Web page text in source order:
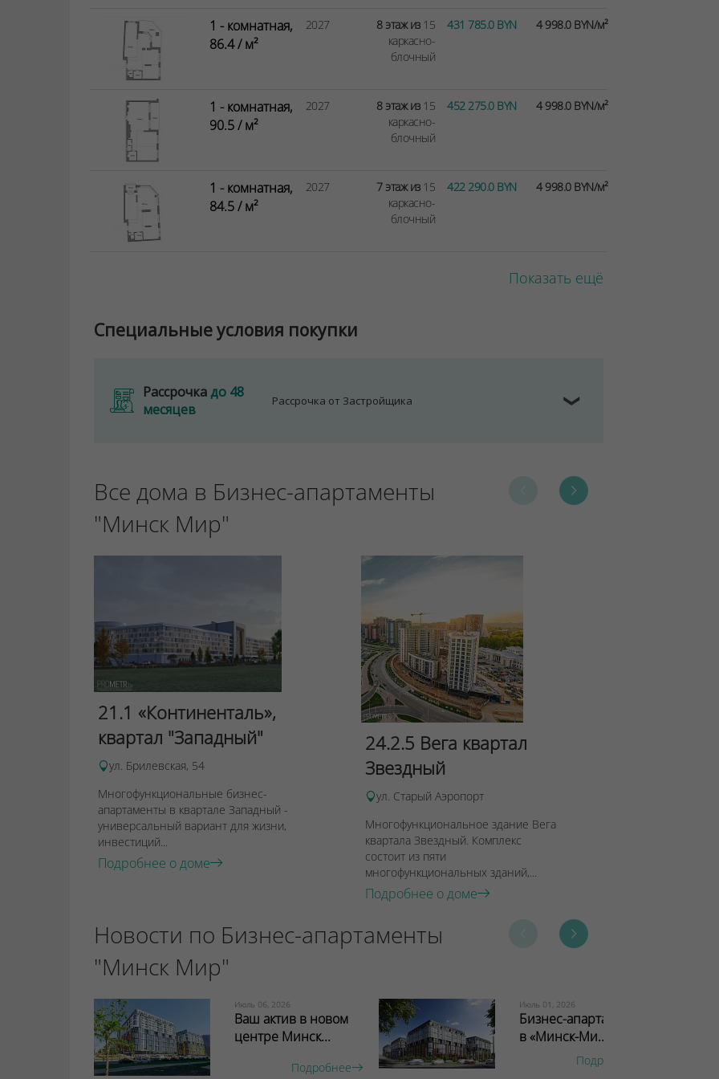
1 - комнатная,
86.4 / м²
2027 8 этаж из15
каркасно-
блочный
431 785.0 BYN 4 998.0 BYN/м²
1 - комнатная,
90.5 / м²
2027 8 этаж из15
каркасно-
блочный
452 275.0 BYN 4 998.0 BYN/м²
1 - комнатная,
84.5 / м²
2027 7 этаж из15
каркасно-
блочный
422 290.0 BYN 4 998.0 BYN/м²
Показать ещё
Специальные условия покупки
Рассрочкадо 48
месяцев
Рассрочка от Застройщика ❯
Все дома в Бизнес-апартаменты
"Минск Мир"
21.1 «Континенталь»,
квартал "Западный"
ул. Брилевская, 54
Многофункциональные бизнес-
апартаменты в квартале Западный -
универсальный вариант для жизни,
инвестиций...
Подробнее о доме
24.2.5 Вега квартал
Звездный
ул. Старый Аэропорт
Многофункциональное здание Вега
квартала Звездный. Комплекс
состоит из пяти
многофункциональных зданий,...
Подробнее о доме
Новости по Бизнес-апартаменты
"Минск Мир"
Июль 06, 2026
Ваш актив в новом
центре Минск...
Подробнее
Июль 01, 2026
Бизнес-апартаменты
в «Минск-Ми...
Подробнее